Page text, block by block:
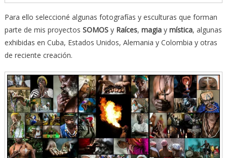
Para ello seleccioné algunas fotografías y esculturas que forman
parte de mis proyectos SOMOSy Raíces, magiay mística, algunas
exhibidas en Cuba, Estados Unidos, Alemania y Colombia y otras
de reciente creación.